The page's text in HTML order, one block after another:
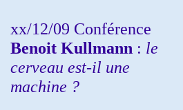
xx/12/09 Conférence
Benoit Kullmann : le
cerveau est-il une
machine ?